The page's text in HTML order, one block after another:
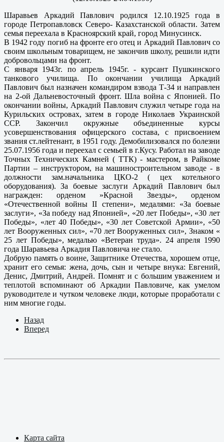
Шаравьев Аркадий Павлович родился 12.10.1925 года в
городе Петропавловск Северо- Казахстанской области. Затем
семья переехала в Красноярский край, город Минусинск.
В 1942 году погиб на фронте его отец и Аркадий Павлович со
своим школьным товарищем, не закончив школу, решили идти
добровольцами на фронт.
С января 1943г. по апрель 1945г. - курсант Пушкинского
танкового училища. По окончании училища Аркадий
Павлович был назначен командиром взвода Т-34 и направлен
на 2-ой Дальневосточный фронт. Шла война с Японией. По
окончании войны, Аркадий Павлович служил четыре года на
Курильских островах, затем в городе Николаев Украинской
ССР. Закончил окружные объединенные курсы
усовершенствования офицерского состава, с присвоением
звания ст.лейтенант, в 1951 году. Демобилизовался по болезни
25.07.1956 года и переехал с семьей в г.Кусу. Работал на заводе
Точных Технических Камней ( ТТК) - мастером, в Райкоме
Партии – инструктором, на машиностроительном заводе - в
должности зам.начальника ЦКО-2 ( цех котельного
оборудования). За боевые заслуги Аркадий Павлович был
награжден: орденом »Красной Звезды», орденом
«Отечественной войны II степени», медалями: «За боевые
заслуги», «За победу над Японией», «20 лет Победы», «30 лет
Победы», «лет 40 Победы», «30 лет Советской Армии», «50
лет Вооруженных сил», «70 лет Вооруженных сил», Знаком «
25 лет Победы», медалью «Ветеран труда». 24 апреля 1990
года Шаравьева Аркадия Павловича не стало.
Добрую память о воине, Защитнике Отечества, хорошем отце,
хранит его семья: жена, дочь, сын и четыре внука: Евгений,
Денис, Дмитрий, Андрей. Помнят и с большим уважением и
теплотой вспоминают об Аркадии Павловиче, как умелом
руководителе и чутком человеке люди, которые проработали с
ним многие годы.
Назад
Вперед
Карта сайта